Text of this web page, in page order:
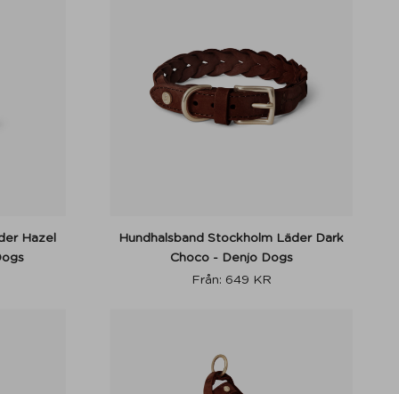
Hazel
Hundhalsband Stockholm Läder Dark
Choco - Denjo Dogs
Från: 649 KR